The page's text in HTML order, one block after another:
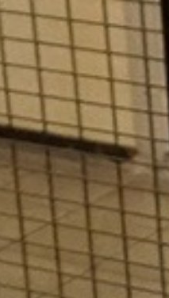
Inspecties